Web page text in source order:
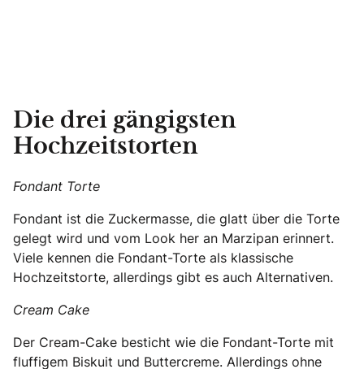
Die drei gängigsten
Hochzeitstorten
Fondant Torte
Fondant ist die Zuckermasse, die glatt über die Torte
gelegt wird und vom Look her an Marzipan erinnert.
Viele kennen die Fondant-Torte als klassische
Hochzeitstorte, allerdings gibt es auch Alternativen.
Cream Cake
Der Cream-Cake besticht wie die Fondant-Torte mit
fluffigem Biskuit und Buttercreme. Allerdings ohne